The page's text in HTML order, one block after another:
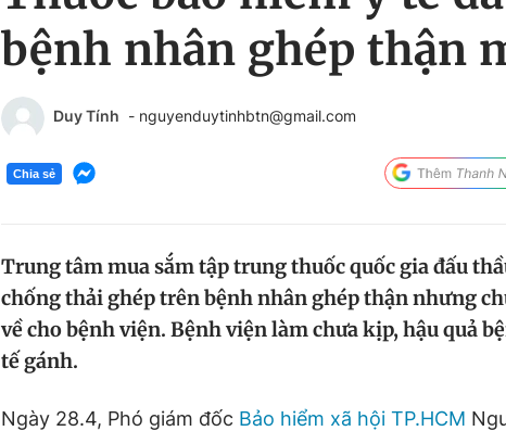
bệnh nhân ghép thận
Duy Tính - nguyenduytinhbtn@gmail.com
Chia sẻ
Trung tâm mua sắm tập trung thuốc quốc gia đấu
chống thải ghép trên bệnh nhân ghép thận nhưng
về cho bệnh viện. Bệnh viện làm chưa kịp, hậu quả
tế gánh.
Ngày 28.4, Phó giám đốc Bảo hiểm xã hội TP.HCM